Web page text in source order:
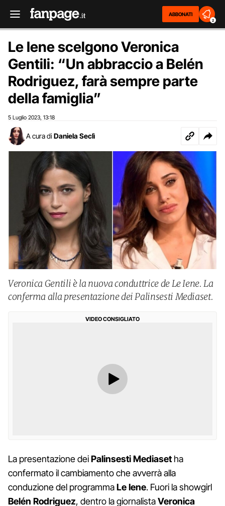
ABBONATI
2
Le Iene scelgono Veronica
Gentili: “Un abbraccio a Belén
Rodriguez, farà sempre parte
della famiglia”
5 Luglio 2023 13:18
A cura di Daniela Seclì
Veronica Gentili è la nuova conduttrice de Le Iene. La
conferma alla presentazione dei Palinsesti Mediaset.
VIDEO CONSIGLIATO
La presentazione deiPalinsesti Mediaset ha
confermato il cambiamento che avverrà alla
conduzione del programmaLe Iene. Fuori la showgirl
Belén Rodriguez, dentro la giornalistaVeronica